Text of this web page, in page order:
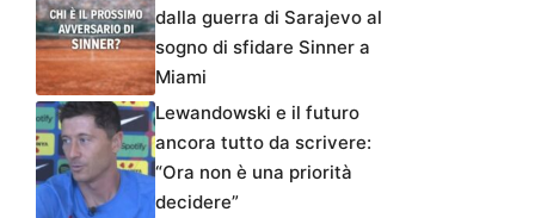
dalla guerra di Sarajevo al
sogno di sfidare Sinner a
Miami
Lewandowski e il futuro
ancora tutto da scrivere:
“Ora non è una priorità
decidere”